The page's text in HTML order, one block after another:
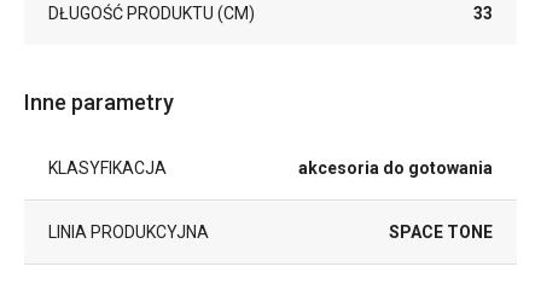
DŁUGOŚĆ PRODUKTU (CM) 33
Inne parametry
KLASYFIKACJA akcesoria do gotowania
LINIA PRODUKCYJNA SPACE TONE